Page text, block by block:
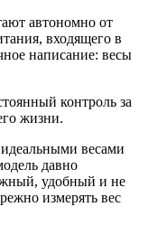
автономно от
входящего в
написание: весы
контроль за
жизни.
весами
давно
удобный и не
измерять вес